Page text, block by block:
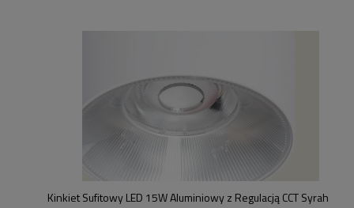
Kinkiet Sufitowy LED 15W Aluminiowy z Regulacją CCT Syrah